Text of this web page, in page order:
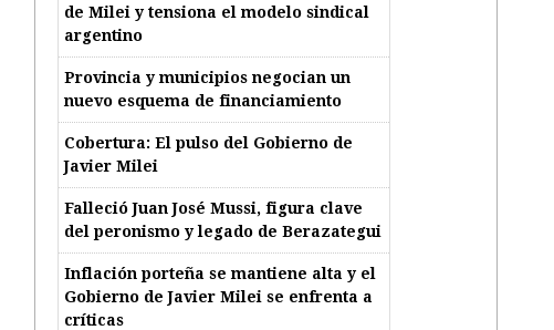
de Milei y tensiona el modelo sindical
argentino
Provincia y municipios negocian un
nuevo esquema de financiamiento
Cobertura: El pulso del Gobierno de
Javier Milei
Falleció Juan José Mussi, figura clave
del peronismo y legado de Berazategui
Inflación porteña se mantiene alta y el
Gobierno de Javier Milei se enfrenta a
críticas